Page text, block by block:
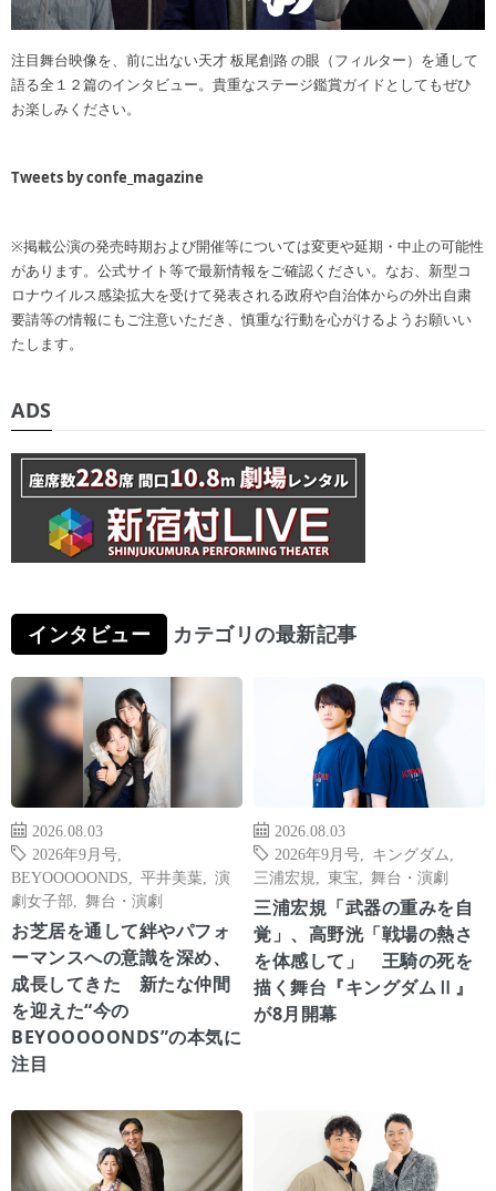
注目舞台映像を、前に出ない天才 板尾創路 の眼（フィルター）を通して
語る全１２篇のインタビュー。貴重なステージ鑑賞ガイドとしてもぜひ
お楽しみください。
Tweets by confe_magazine
※掲載公演の発売時期および開催等については変更や延期・中止の可能性
があります。公式サイト等で最新情報をご確認ください。なお、新型コ
ロナウイルス感染拡大を受けて発表される政府や自治体からの外出自粛
要請等の情報にもご注意いただき、慎重な行動を心がけるようお願いい
たします。
ADS
インタビュー カテゴリの最新記事
2026.08.03
2026年9月号
BEYOOOOONDS
平井美葉
演
劇女子部
舞台・演劇
お芝居を通して絆やパフォ
ーマンスへの意識を深め、
成長してきた 新たな仲間
を迎えた“今の
BEYOOOOONDS”の本気に
注目
2026.08.03
2026年9月号
キングダム
三浦宏規
東宝 舞台・演劇
三浦宏規「武器の重みを自
覚」、高野洸「戦場の熱さ
を体感して」 王騎の死を
描く舞台『キングダムⅡ』
が8月開幕